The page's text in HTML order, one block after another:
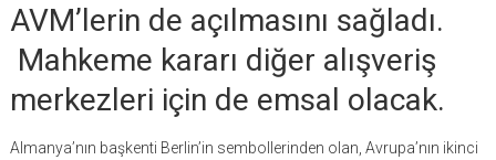
AVM’lerin de açılmasını sağladı.
Mahkeme kararı diğer alışveriş
merkezleri için de emsal olacak.
Almanya’nın başkenti Berlin’in sembollerinden olan, Avrupa’nın ikinci